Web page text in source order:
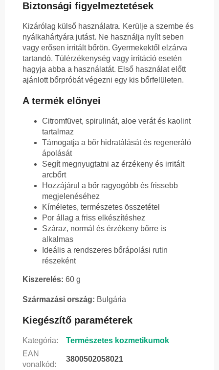
Biztonsági figyelmeztetések
Kizárólag külső használatra. Kerülje a szembe és
nyálkahártyára jutást. Ne használja nyílt seben
vagy erősen irritált bőrön. Gyermekektől elzárva
tartandó. Túlérzékenység vagy irritáció esetén
hagyja abba a használatát. Első használat előtt
ajánlott bőrpróbát végezni egy kis bőrfelületen.
A termék előnyei
Citromfüvet, spirulinát, aloe verát és kaolint
tartalmaz
Támogatja a bőr hidratálását és regeneráló
ápolását
Segít megnyugtatni az érzékeny és irritált
arcbőrt
Hozzájárul a bőr ragyogóbb és frissebb
megjelenéséhez
Kíméletes, természetes összetétel
Por állag a friss elkészítéshez
Száraz, normál és érzékeny bőrre is
alkalmas
Ideális a rendszeres bőrápolási rutin
részeként
Kiszerelés: 60 g
Származási ország: Bulgária
Kiegészítő paraméterek
Kategória:
Természetes kozmetikumok
EAN
vonalkód:
3800502058021